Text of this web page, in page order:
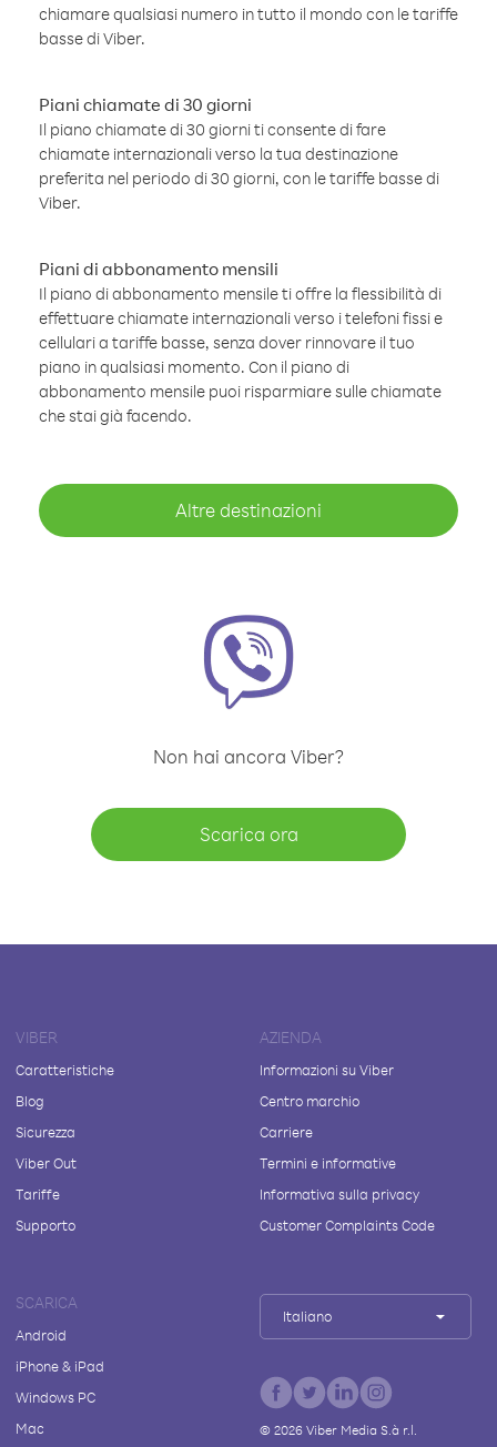
chiamare qualsiasi numero in tutto il mondo con le tariffe
basse di Viber.
Piani chiamate di 30 giorni
Il piano chiamate di 30 giorni ti consente di fare
chiamate internazionali verso la tua destinazione
preferita nel periodo di 30 giorni, con le tariffe basse di
Viber.
Piani di abbonamento mensili
Il piano di abbonamento mensile ti offre la flessibilità di
effettuare chiamate internazionali verso i telefoni fissi e
cellulari a tariffe basse, senza dover rinnovare il tuo
piano in qualsiasi momento. Con il piano di
abbonamento mensile puoi risparmiare sulle chiamate
che stai già facendo.
Altre destinazioni
Non hai ancora Viber?
Scarica ora
VIBER
Caratteristiche
Blog
Sicurezza
Viber Out
Tariffe
Supporto
AZIENDA
Informazioni su Viber
Centro marchio
Carriere
Termini e informative
Informativa sulla privacy
Customer Complaints Code
SCARICA
Android
iPhone & iPad
Windows PC
Mac
Italiano
© 2026Viber Media S.à r.l.